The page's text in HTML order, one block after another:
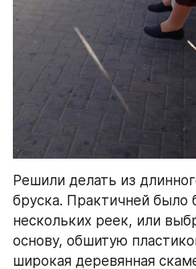
Решили делать из
бруска. Практичней было
нескольких реек, или
основу, обшитую
широкая деревянная